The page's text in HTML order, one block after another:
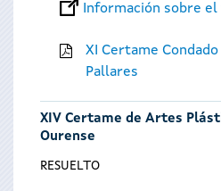
Información sobre
XI Certame Condado
Pallares
XIV Certame de Artes
Ourense
RESUELTO